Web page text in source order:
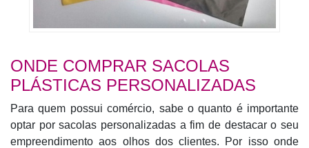
ONDE COMPRAR SACOLAS
PLÁSTICAS PERSONALIZADAS
Para quem possui comércio, sabe o quanto é importante
optar por sacolas personalizadas a fim de destacar o seu
empreendimento aos olhos dos clientes. Por isso onde